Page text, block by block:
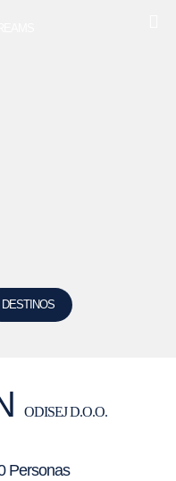
DESTINOS
ODISEJ D.O.O.
Personas